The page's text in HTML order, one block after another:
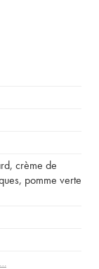
crème de
pomme verte